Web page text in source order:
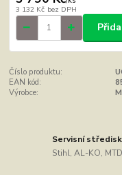
3 132 Kč bez DPH
Číslo produktu:
EAN kód:
Výrobce:
Servisní
Stihl, AL-KO,